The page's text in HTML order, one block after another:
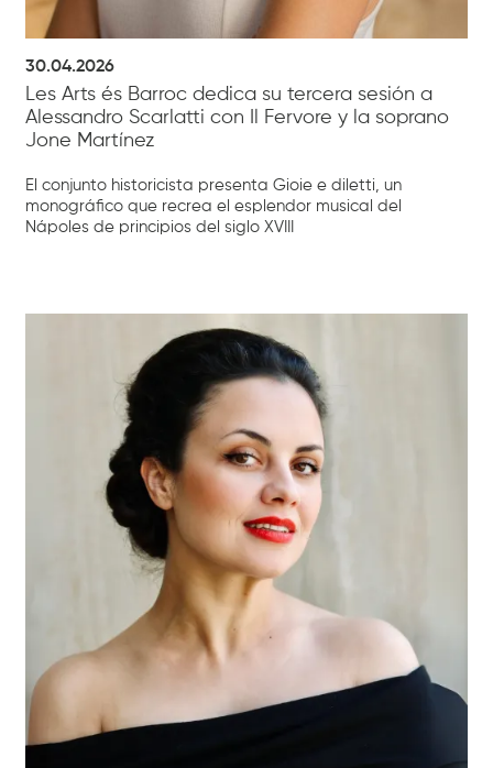
30.04.2026
Les Arts és Barroc dedica su tercera sesión a
Alessandro Scarlatti con Il Fervore y la soprano
Jone Martínez
El conjunto historicista presenta Gioie e diletti, un
monográfico que recrea el esplendor musical del
Nápoles de principios del siglo XVIII